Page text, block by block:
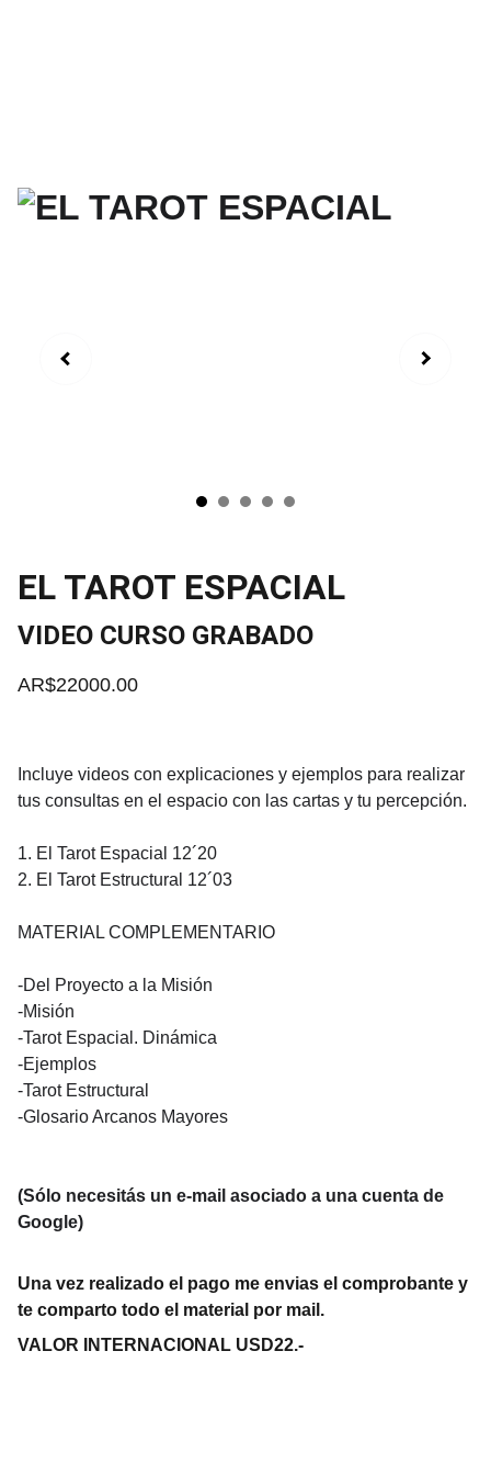
EL TAROT ESPACIAL
VIDEO CURSO GRABADO
AR$22000.00
Incluye videos con explicaciones y ejemplos para realizar
tus consultas en el espacio con las cartas y tu percepción.
1. El Tarot Espacial 12´20
2. El Tarot Estructural 12´03
MATERIAL COMPLEMENTARIO
-Del Proyecto a la Misión
-Misión
-Tarot Espacial. Dinámica
-Ejemplos
-Tarot Estructural
-Glosario Arcanos Mayores
(Sólo necesitás un e-mail asociado a una cuenta de
Google)
Una vez realizado el pago me envias el comprobante y
te comparto todo el material por mail.
VALOR INTERNACIONAL USD22.-